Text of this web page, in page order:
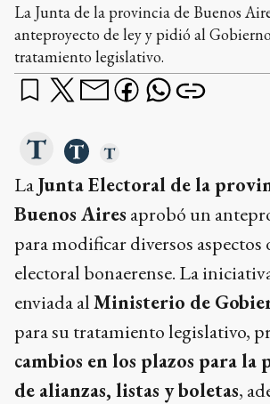
La Junta de la provincia de Buenos
anteproyecto de ley y pidió al
tratamiento legislativo.
LaJunta Electoral de la
Buenos Aires aprobó un
para modificar diversos
electoral bonaerense. La
enviada alMinisterio de
para su tratamiento legislativo,
cambios en los plazos para la
de alianzas, listas y boletas,